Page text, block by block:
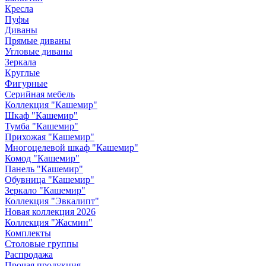
Кресла
Пуфы
Диваны
Прямые диваны
Угловые диваны
Зеркала
Круглые
Фигурные
Серийная мебель
Коллекция "Кашемир"
Шкаф "Кашемир"
Тумба "Кашемир"
Прихожая "Кашемир"
Многоцелевой шкаф "Кашемир"
Комод "Кашемир"
Панель "Кашемир"
Обувница "Кашемир"
Зеркало "Кашемир"
Коллекция "Эвкалипт"
Новая коллекция 2026
Коллекция "Жасмин"
Комплекты
Столовые группы
Распродажа